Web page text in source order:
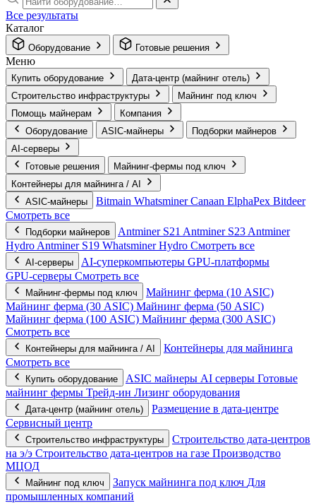
Все результаты
Каталог
Оборудование Готовые решения
Меню
Купить оборудование
Дата-центр (майнинг отель)
Строительство инфраструктуры
Майнинг под ключ
Помощь майнерам
Компания
Оборудование
ASIC-майнеры
Подборки майнеров
AI‑серверы
Готовые решения
Майнинг-фермы под ключ
Контейнеры для майнинга / AI
ASIC-майнеры
Bitmain WhatsminerCanaan ElphaPex Bitdeer
Смотреть все
Подборки майнеров Antminer S21 Antminer S23 Antminer
Hydro Antminer S19 Whatsminer Hydro Смотреть все
AI‑серверы AI‑суперкомпьютеры GPU‑платформы
GPU‑серверы Смотреть все
Майнинг-фермы под ключ
Майнинг ферма (10 ASIC)
Майнинг ферма (30 ASIC) Майнинг ферма (50 ASIC)
Майнинг ферма (100 ASIC) Майнинг ферма (300 ASIC)
Смотреть все
Контейнеры для майнинга / AI
Контейнеры для майнинга
Смотреть все
Купить оборудование ASIC майнеры AI серверы Готовые
майнинг фермы Трейд-ин Лизинг оборудования
Дата-центр (майнинг отель)
Размещение в дата-центре
Сервисный центр
Строительство инфраструктуры
Строительство дата-центров
на э/э Строительство дата-центров на газе Производство
МЦОД
Майнинг под ключ Запуск майнинга под ключ Для
промышленных компаний